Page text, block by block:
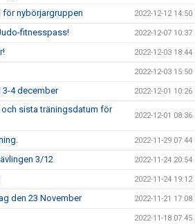
för nybörjargruppen 2022-12-12 14:50
fitnesspass! 2022-12-07 10:37
2022-12-03 18:44
2022-12-03 15:50
4 december 2022-12-01 10:26
sista träningsdatum för
2022-12-01 08:36
2022-11-29 07:44
3/12 2022-11-24 20:54
2022-11-24 19:12
den 23 November 2022-11-21 17:08
2022-11-18 07:45